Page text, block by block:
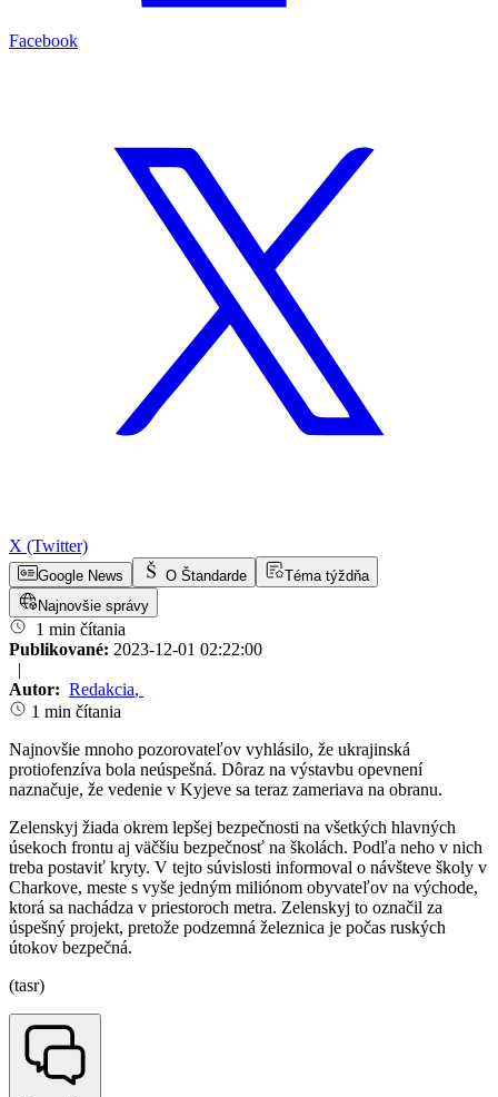
Facebook
X (Twitter)
Google News O Štandarde
Téma týždňa
Najnovšie správy
1 min čítania
Publikované: 2023-12-01 02:22:00
|
Autor: Redakcia,
1 min čítania
Najnovšie mnoho pozorovateľov vyhlásilo, že ukrajinská
protiofenzíva bola neúspešná. Dôraz na výstavbu opevnení
naznačuje, že vedenie v Kyjeve sa teraz zameriava na obranu.
Zelenskyj žiada okrem lepšej bezpečnosti na všetkých hlavných
úsekoch frontu aj väčšiu bezpečnosť na školách. Podľa neho v nich
treba postaviť kryty. V tejto súvislosti informoval o návšteve školy v
Charkove, meste s vyše jedným miliónom obyvateľov na východe,
ktorá sa nachádza v priestoroch metra. Zelenskyj to označil za
úspešný projekt, pretože podzemná železnica je počas ruských
útokov bezpečná.
(tasr)